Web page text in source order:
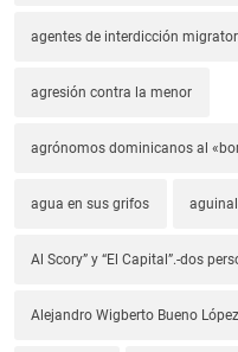
agentes de interdicción
agresión contra la menor
agrónomos dominicanos al
agua en sus grifos
Al Scory” y “El Capital”.-dos
Alejandro Wigberto Bueno López